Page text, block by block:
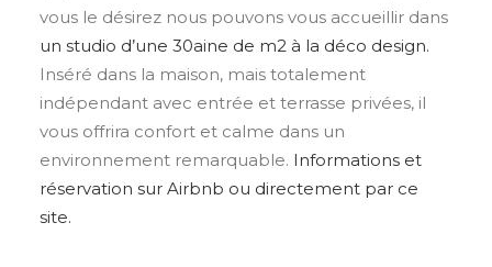
vous le désirez nous pouvons vous accueillir dans
un studio d’une 30aine de m2 à la déco design.
Inséré dans la maison, mais totalement
indépendant avec entrée et terrasse privées, il
vous offrira confort et calme dans un
environnement remarquable. Informations et
réservation sur Airbnb ou directement par ce
site.